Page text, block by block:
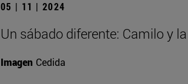
05 | 11 | 2024
Un sábado diferente: Camilo y
Imagen Cedida